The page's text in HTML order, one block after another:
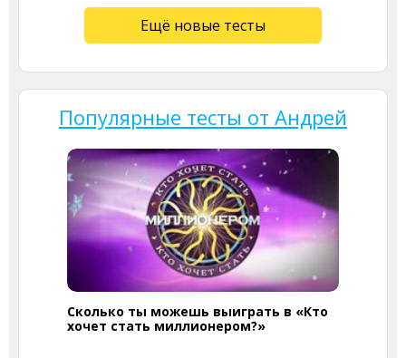
Ещё новые тесты
Популярные тесты от Андрей
Сколько ты можешь выиграть в «Кто
хочет стать миллионером?»